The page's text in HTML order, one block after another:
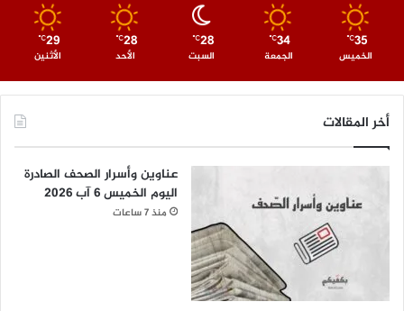
35
℃
الخميس
34
℃
الجمعة
28
℃
السبت
28
℃
الأحد
29
℃
الأثنين
أخر المقالات
عناوين وأسرار الصحف الصادرة
اليوم الخميس 6 آب 2026
منذ 7 ساعات